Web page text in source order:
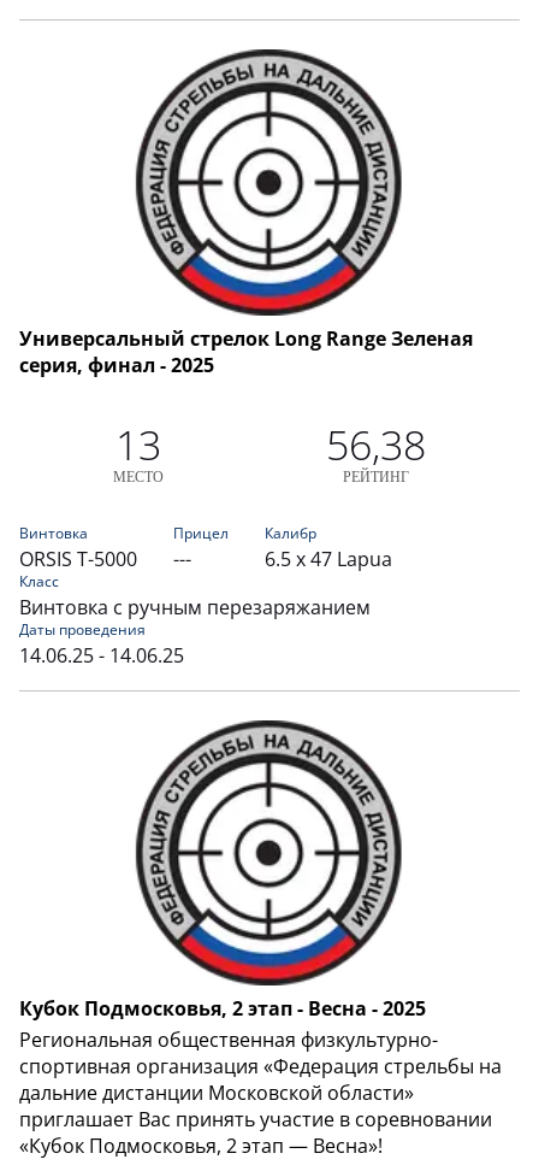
Универсальный стрелок Long Range Зеленая
серия, финал - 2025
13
МЕСТО
56,38
РЕЙТИНГ
Винтовка
ORSIS T-5000
Прицел
---
Калибр
6.5 x 47 Lapua
Класс
Винтовка с ручным перезаряжанием
Даты проведения
14.06.25 - 14.06.25
Кубок Подмосковья, 2 этап - Весна - 2025
Региональная общественная физкультурно-
спортивная организация «Федерация стрельбы на
дальние дистанции Московской области»
приглашает Вас принять участие в соревновании
«Кубок Подмосковья, 2 этап — Весна»!